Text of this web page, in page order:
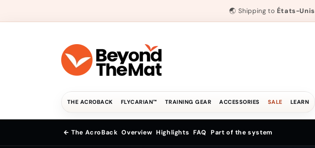
au
🌏 Shipping to États-Unis
THE ACROBACK FLYCARIAN™ TRAINING GEAR ACCESSORIES SALE LEARN
← The AcroBack Overview Highlights FAQ Part of the system